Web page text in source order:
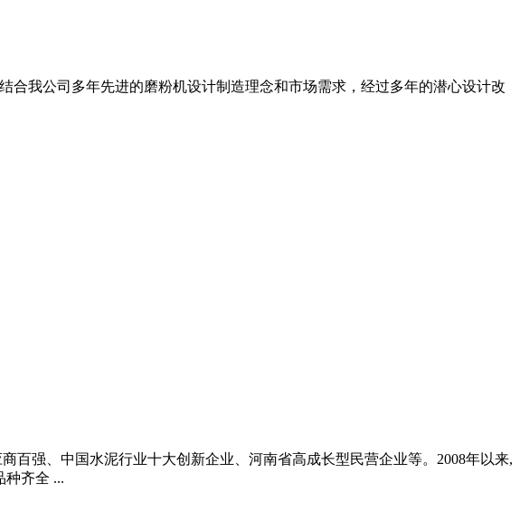
我公司多年先进的磨粉机设计制造理念和市场需求，经过多年的潜心设计改
百强、中国水泥行业十大创新企业、河南省高成长型民营企业等。2008年以来,
种齐全 ...